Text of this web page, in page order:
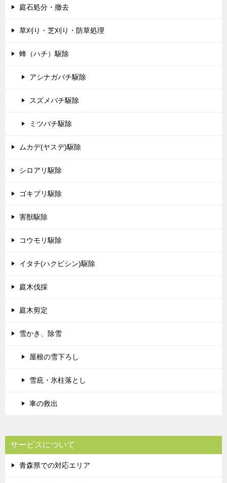
庭石処分・撤去
草刈り・芝刈り・防草処理
蜂（ハチ）駆除
アシナガバチ駆除
スズメバチ駆除
ミツバチ駆除
ムカデ(ヤスデ)駆除
シロアリ駆除
ゴキブリ駆除
害獣駆除
コウモリ駆除
イタチ(ハクビシン)駆除
庭木伐採
庭木剪定
雪かき、除雪
屋根の雪下ろし
雪庇・氷柱落とし
車の救出
サービスについて
青森県での対応エリア